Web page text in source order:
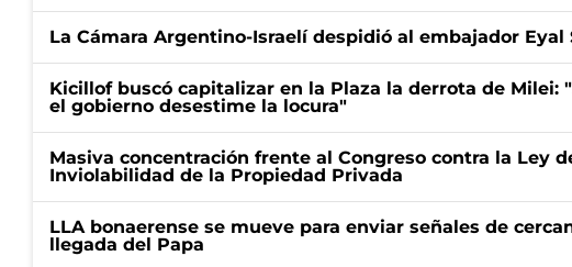
La Cámara Argentino-Israelí despidió al embajador Eyal
Kicillof buscó capitalizar en la Plaza la derrota de Milei:
el gobierno desestime la locura"
Masiva concentración frente al Congreso contra la Ley
Inviolabilidad de la Propiedad Privada
LLA bonaerense se mueve para enviar señales de
llegada del Papa